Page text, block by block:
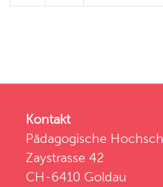
Kontakt
Pädagogische
Zaystrasse 42
CH-6410 Goldau